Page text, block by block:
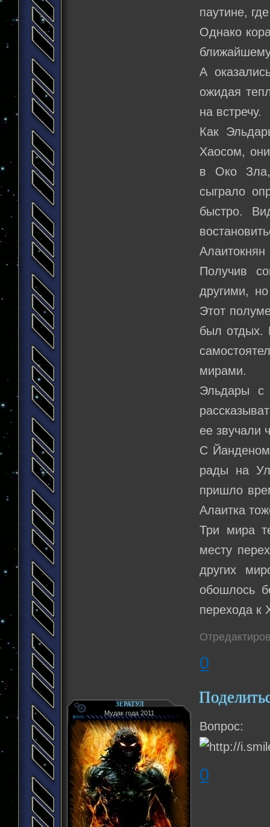
паутине,
Однако
А
ожидая
на встречу.
Как
Хаосом,
в Око
сыграло
быстро.
Получив
другими,
Этот
был отдых.
мирами.
Эльдары с
ее звучали
С Йанденом
рады на
пришло
Алаитка
Три мира
месту
других
обошлось
перехода к
0
ЗЕРАТУЛ
Мудак года 2011
0